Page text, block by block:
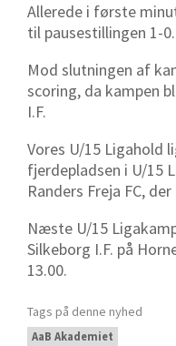
Allerede i første
til pausestillingen 1-0.
Mod slutningen af
scoring, da kampen
I.F.
Vores U/15 Ligahold
fjerdepladsen i U/15
Randers Freja FC,
Næste U/15
Silkeborg I.F. på
13.00.
Tags på denne nyhed
AaB Akademiet